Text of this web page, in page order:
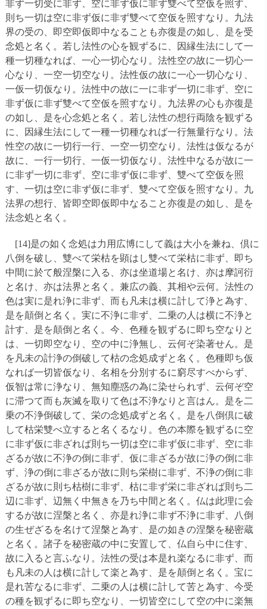
非ず一切受に非ず、空に非ず仮に非ず雙べて空仮を照す、
則ち一切は空に非ず仮に非ず雙べて空仮を照すなり。九法
界の受の、即空即仮即中なることも亦復是の如し、是を受
念処と名く。若し法性の心を観ずるに、因縁生法にして一
種一切種なれば、一心一切心なり。法性空の故に一切心一
心なり、一空一切空なり。法性仮の故に一心一切心なり、
一仮一切仮なり。法性中の故に一に非ず一切に非ず、空に
非ず仮に非ず雙べて空仮を照すなり。九法界の心も亦復是
の如し、是を心念処と名く。若し法性の想行両陰を観ずる
に、因縁生法にして一種一切種なれば一行無量行なり。法
性空の故に一切行一行、一空一切空なり。法性は仮なるが
故に、一行一切行、一仮一切仮なり。法性中なるが故に一
に非ず一切に非ず、空に非ず仮に非ず、雙べて空仮を照
す、一切は空に非ず仮に非ず、雙べて空仮を照すなり。九
法界の想行、皆即空即仮即中なること亦復是の如し、是を
法念処と名く。
[14]是の如く念処は力用広博にして義は大小を兼ね、倶に
八倒を破し、雙べて栄枯を顕はし雙べて栄枯に非ず、即ち
中間に於て般涅槃に入る、亦は坐道場と名け、亦は摩訶衍
と名け、亦は法界と名く。兼広の義、其相や云何。法性の
色は実に是れ浄に非ず、而も凡未は横に計して浄と為す、
是を顛倒と名く。実に不浄に非ず、二乗の人は横に不浄と
計す、是を顛倒と名く。今、色種を観ずるに即ち空なりと
は、一切即空なり、空の中に浄無し、云何ぞ染著せん。是
を凡未の計浄の倒破して枯の念処成ずと名く。色種即ち仮
なれば一切皆仮なり、名相を分別するに窮尽すべからず、
仮智は常に浄なり、無知塵惑の為に染せられず、云何ぞ空
に滞つて而も灰滅を取りて色は不浄なりと言はん。是を二
乗の不浄倒破して、栄の念処成ずと名く。是を八倒倶に破
して枯栄雙べ立すると名くるなり。色の本際を観ずるに空
に非ず仮に非ざれば則ち一切は空に非ず仮に非ず、空に非
ざるが故に不浄の倒に非ず、仮に非ざるが故に浄の倒に非
ず、浄の倒に非ざるが故に則ち栄樹に非ず、不浄の倒に非
ざるが故に則ち枯樹に非ず、枯に非ず栄に非ざれば則ち二
辺に非ず、辺無く中無きを乃ち中間と名く。仏は此理に会
するが故に涅槃と名く、亦是れ浄に非ず不浄に非ず、八倒
の生ぜざるを名けて涅槃と為す、是の如きの涅槃を秘密蔵
と名く。諸子を秘密蔵の中に安置して、仏自ら中に住す、
故に入ると言ふなり。法性の受は本是れ楽なるに非ず、而
も凡未の人は横に計して楽と為す、是を顛倒と名く。宝に
是れ苦なるに非ず、二乗の人は横に計して苦と為す、今受
の種を観ずるに即ち空なり、一切皆空にして空の中に楽無